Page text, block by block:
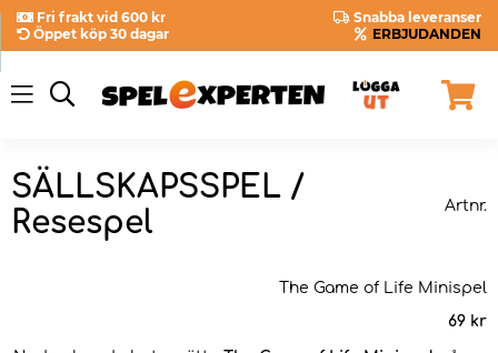
Fri frakt vid 600 kr
Snabba leveranser
Öppet köp 30 dagar
ERBJUDANDEN
SÄLLSKAPSSPEL /
Resespel
Artnr.
The Game of Life Minispel
69 kr